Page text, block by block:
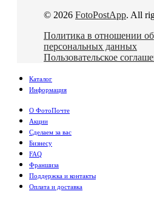
© 2026 FotoPostApp. All
Политика в отношении
персональных данных
Пользовательское
Каталог
Информация
О ФотоПочте
Акции
Сделаем за вас
Бизнесу
FAQ
Франшиза
Поддержка и контакты
Оплата и доставка